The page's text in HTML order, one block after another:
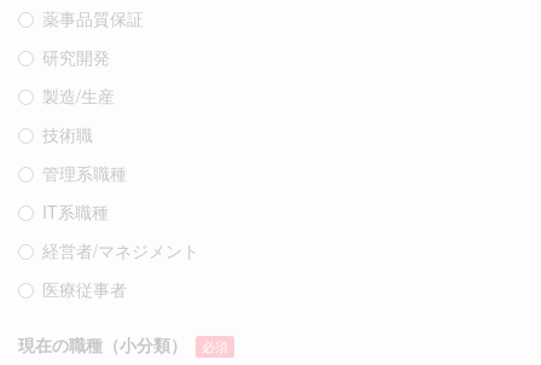
薬事品質保証
研究開発
製造/生産
技術職
管理系職種
IT系職種
経営者/マネジメント
医療従事者
現在の職種（小分類） 必須